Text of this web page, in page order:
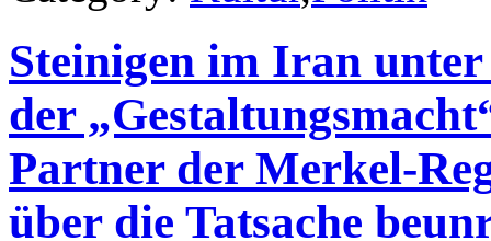
Steinigen im Iran
der
Partner der Merkel-
über die Tatsache